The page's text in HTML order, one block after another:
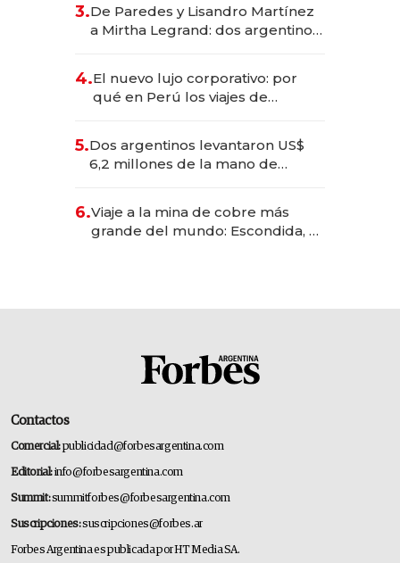
las marcas "fast premium"
3.De Paredes y Lisandro Martínez
a Mirtha Legrand: dos argentinos
4.El nuevo lujo corporativo: por
qué en Perú los viajes de
transformadoras
5.Dos argentinos levantaron US$
6,2 millones de la mano de
6.Viaje a la mina de cobre más
grande del mundo: Escondida, el
Contactos
Comercial:publicidad@forbesargentina.com
Editorial:info@forbesargentina.com
Summit:summitforbes@forbesargentina.com
Suscripciones:suscripciones@forbes.ar
Forbes Argentina es publicada por HT Media SA.